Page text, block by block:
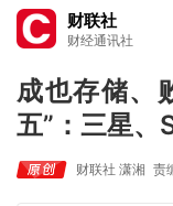
财联社
财经通讯社
成也存储、
五”：三星、
财联社 潇湘 责